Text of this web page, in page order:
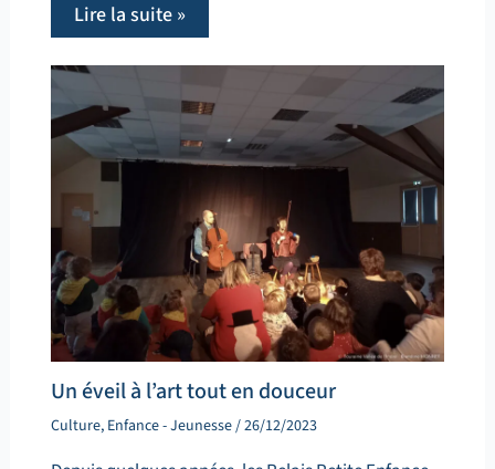
Lire la suite »
Un éveil à l’art tout en douceur
Culture, Enfance - Jeunesse/26/12/2023